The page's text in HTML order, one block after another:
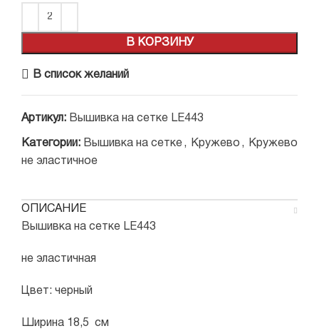
В КОРЗИНУ
В список желаний
Артикул: Вышивка на сетке LE443
Категории: Вышивка на сетке , Кружево ,
Кружево
не эластичное
ОПИСАНИЕ
Вышивка на сетке LE443
не эластичная
Цвет: черный
Ширина 18,5 см